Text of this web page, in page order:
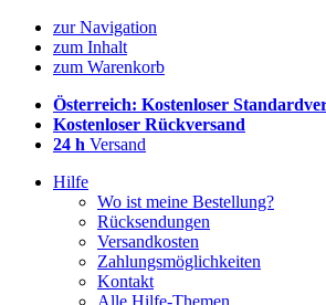
zur Navigation
zum Inhalt
zum Warenkorb
Österreich: Kostenloser
Kostenloser Rückversand
24 h Versand
Hilfe
Wo ist meine Bestellung?
Rücksendungen
Versandkosten
Zahlungsmöglichkeiten
Kontakt
Alle Hilfe-Themen